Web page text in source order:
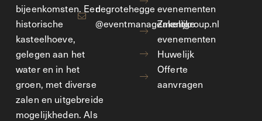
bijeenkomsten. Een
historische
kasteelhoeve,
gelegen aan het
water en in het
groen, met diverse
zalen en uitgebreide
mogelijkheden. Als
degrotehegge
@eventmanagementgroup.nl
evenementen
Zakelijke
evenementen
Huwelijk
Offerte
aanvragen